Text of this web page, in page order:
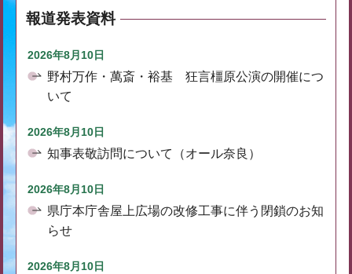
報道発表資料
2026年8月10日
野村万作・萬斎・裕基 狂言橿原公演の開催につ
いて
2026年8月10日
知事表敬訪問について（オール奈良）
2026年8月10日
県庁本庁舎屋上広場の改修工事に伴う閉鎖のお知
らせ
2026年8月10日